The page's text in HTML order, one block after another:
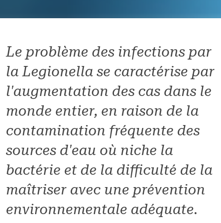
Le problème des infections par
la Legionella se caractérise par
l'augmentation des cas dans le
monde entier, en raison de la
contamination fréquente des
sources d'eau où niche la
bactérie et de la difficulté de la
maîtriser avec une prévention
environnementale adéquate.